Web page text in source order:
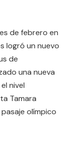
de febrero en
logró un nuevo
de
una nueva
nivel
Tamara
olímpico